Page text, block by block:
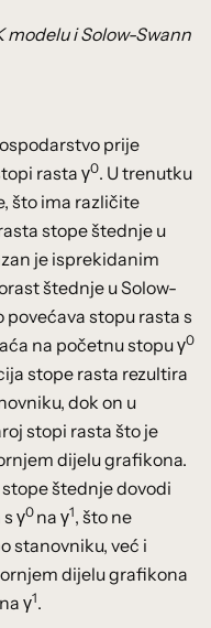
modelu i Solow-Swann
prije
rasta γ0. U trenutku
što ima različite
stope štednje u
je isprekidanim
štednje u Solow-
stopu rasta s
na početnu stopu γ0
stope rasta rezultira
dok on u
stopi rasta što je
dijelu grafikona.
štednje dovodi
γ0 na γ1, što ne
stanovniku, već i
dijelu grafikona
na γ1.